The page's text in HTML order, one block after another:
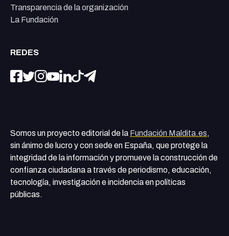
Transparencia de la organización
La Fundación
REDES
Somos un proyecto editorial de la Fundación Maldita.es,
sin ánimo de lucro y con sede en España, que protege la
integridad de la información y promueve la construcción de
confianza ciudadana a través de periodismo, educación,
tecnología, investigación e incidencia en políticas
públicas.